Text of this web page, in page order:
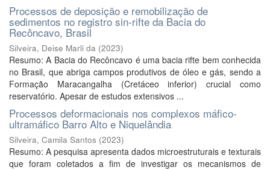
Processos de deposição e remobilização de
sedimentos no registro sin-rifte da Bacia do
Recôncavo, Brasil
Silveira, Deise Marli da (2023)
Resumo: A Bacia do Recôncavo é uma bacia rifte bem conhecida
no Brasil, que abriga campos produtivos de óleo e gás, sendo a
Formação Maracangalha (Cretáceo inferior) crucial como
reservatório. Apesar de estudos extensivos ...
Processos deformacionais nos complexos máfico-
ultramáfico Barro Alto e Niquelândia
Silveira, Camila Santos (2023)
Resumo: A pesquisa apresenta dados microestruturais e texturais
que foram coletados a fim de investigar os mecanismos de